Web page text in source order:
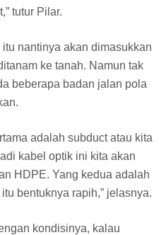
tutur Pilar.
nantinya akan dimasukkan
ke tanah. Namun tak
beberapa badan jalan pola
adalah subduct atau kita
kabel optik ini kita akan
HDPE. Yang kedua adalah
bentuknya rapih,” jelasnya.
kondisinya, kalau